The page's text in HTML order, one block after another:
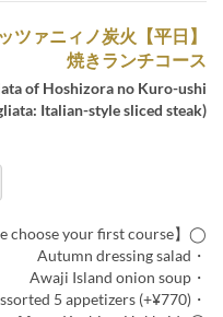
ッツァニィノ炭火
焼きランチコース
of Hoshizora no Kuro-ushi
Italian-style sliced steak).
◯【Please choose your first course】
・Autumn dressing salad
・Awaji Island onion soup
・Assorted 5 appetizers (+¥770)